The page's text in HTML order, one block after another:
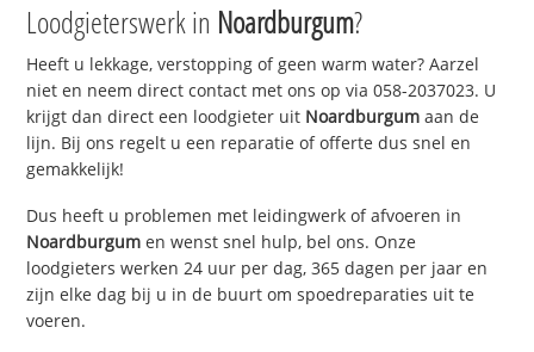
Loodgieterswerk in Noardburgum?
Heeft u lekkage, verstopping of geen warm water? Aarzel
niet en neem direct contact met ons op via 058-2037023. U
krijgt dan direct een loodgieter uit Noardburgum aan de
lijn. Bij ons regelt u een reparatie of offerte dus snel en
gemakkelijk!
Dus heeft u problemen met leidingwerk of afvoeren in
Noardburgum en wenst snel hulp, bel ons. Onze
loodgieters werken 24 uur per dag, 365 dagen per jaar en
zijn elke dag bij u in de buurt om spoedreparaties uit te
voeren.